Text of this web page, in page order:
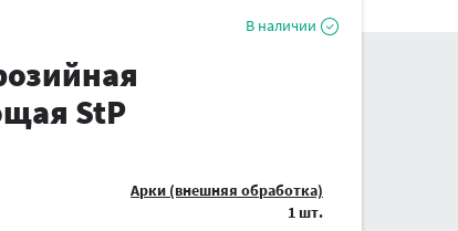
StP
В наличии
Арки (внешняя обработка)
1 шт.